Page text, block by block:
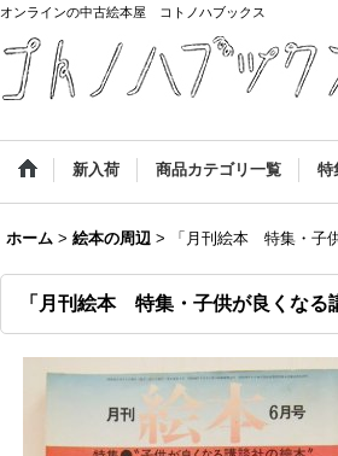
オンラインの中古絵本屋 コトノハブックス
新入荷 商品カテゴリ一覧 特
ホーム > 絵本の周辺 > 「月刊絵本 特集・子
「月刊絵本 特集・子供が良くなる